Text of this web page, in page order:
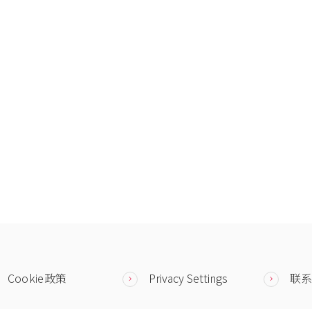
Cookie政策 Privacy Settings 联